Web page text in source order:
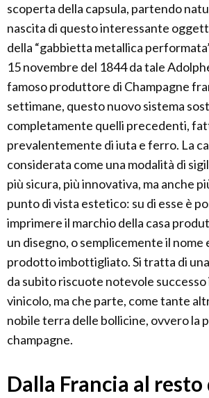
scoperta della capsula, partendo
nascita di questo interessante
della “gabbietta metallica
15 novembre del 1844 da tale
famoso produttore di Champagne
settimane, questo nuovo sistema
completamente quelli precedenti,
prevalentemente di iuta e ferro. La
considerata come una modalità di
più sicura, più innovativa, ma anche
punto di vista estetico: su di esse è
imprimere il marchio della casa
un disegno, o semplicemente il nome
prodotto imbottigliato. Si tratta di
da subito riscuote notevole successo
vinicolo, ma che parte, come tante
nobile terra delle bollicine, ovvero la
champagne.
Dalla Francia al